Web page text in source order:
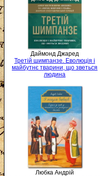
Даймонд Джаред
Третій шимпанзе. Еволюція і
майбутнє тварини, що зветься
людина
Любка Андрій